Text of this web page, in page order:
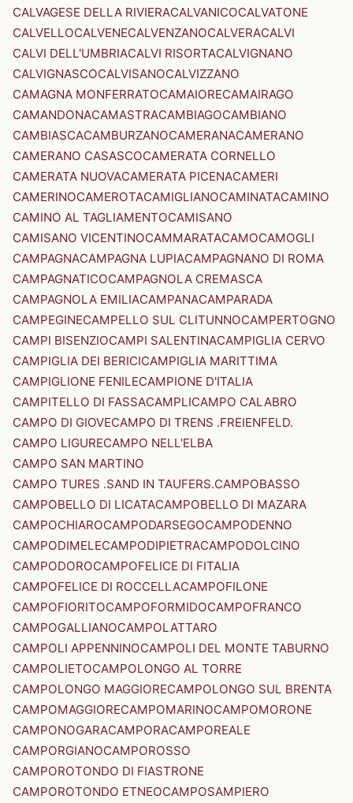
CALVAGESE DELLA RIVIERACALVANICOCALVATONE
CALVELLOCALVENECALVENZANOCALVERACALVI
CALVI DELL'UMBRIACALVI RISORTACALVIGNANO
CALVIGNASCOCALVISANOCALVIZZANO
CAMAGNA MONFERRATOCAMAIORECAMAIRAGO
CAMANDONACAMASTRACAMBIAGOCAMBIANO
CAMBIASCACAMBURZANOCAMERANACAMERANO
CAMERANO CASASCOCAMERATA CORNELLO
CAMERATA NUOVACAMERATA PICENACAMERI
CAMERINOCAMEROTACAMIGLIANOCAMINATACAMINO
CAMINO AL TAGLIAMENTOCAMISANO
CAMISANO VICENTINOCAMMARATACAMOCAMOGLI
CAMPAGNACAMPAGNA LUPIACAMPAGNANO DI ROMA
CAMPAGNATICOCAMPAGNOLA CREMASCA
CAMPAGNOLA EMILIACAMPANACAMPARADA
CAMPEGINECAMPELLO SUL CLITUNNOCAMPERTOGNO
CAMPI BISENZIOCAMPI SALENTINACAMPIGLIA CERVO
CAMPIGLIA DEI BERICICAMPIGLIA MARITTIMA
CAMPIGLIONE FENILECAMPIONE D'ITALIA
CAMPITELLO DI FASSACAMPLICAMPO CALABRO
CAMPO DI GIOVECAMPO DI TRENS .FREIENFELD.
CAMPO LIGURECAMPO NELL'ELBA
CAMPO SAN MARTINO
CAMPO TURES .SAND IN TAUFERS.CAMPOBASSO
CAMPOBELLO DI LICATACAMPOBELLO DI MAZARA
CAMPOCHIAROCAMPODARSEGOCAMPODENNO
CAMPODIMELECAMPODIPIETRACAMPODOLCINO
CAMPODOROCAMPOFELICE DI FITALIA
CAMPOFELICE DI ROCCELLACAMPOFILONE
CAMPOFIORITOCAMPOFORMIDOCAMPOFRANCO
CAMPOGALLIANOCAMPOLATTARO
CAMPOLI APPENNINOCAMPOLI DEL MONTE TABURNO
CAMPOLIETOCAMPOLONGO AL TORRE
CAMPOLONGO MAGGIORECAMPOLONGO SUL BRENTA
CAMPOMAGGIORECAMPOMARINOCAMPOMORONE
CAMPONOGARACAMPORACAMPOREALE
CAMPORGIANOCAMPOROSSO
CAMPOROTONDO DI FIASTRONE
CAMPOROTONDO ETNEOCAMPOSAMPIERO